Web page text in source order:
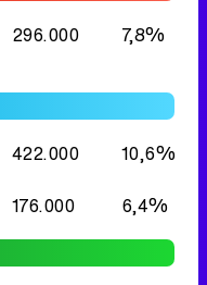
296.000 7,8%
422.000
10,6%
176.000 6,4%